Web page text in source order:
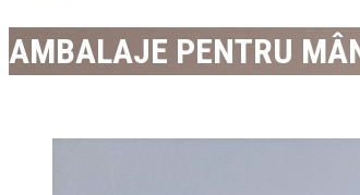
AMBALAJE PENTRU